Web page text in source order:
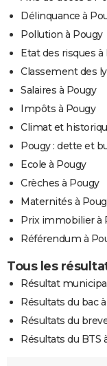
Délinquance à
Pollution à Pougy
Etat des risques à
Classement des
Salaires à Pougy
Impôts à Pougy
Climat et
Pougy : dette et
Ecole à Pougy
Crèches à Pougy
Maternités à
Prix immobilier à
Référendum à
Tous les
Résultat
Résultats du bac
Résultats du
Résultats du BTS